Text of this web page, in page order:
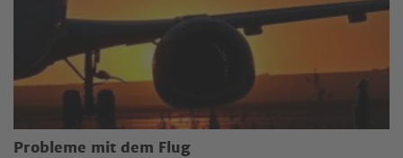
Probleme mit dem Flug